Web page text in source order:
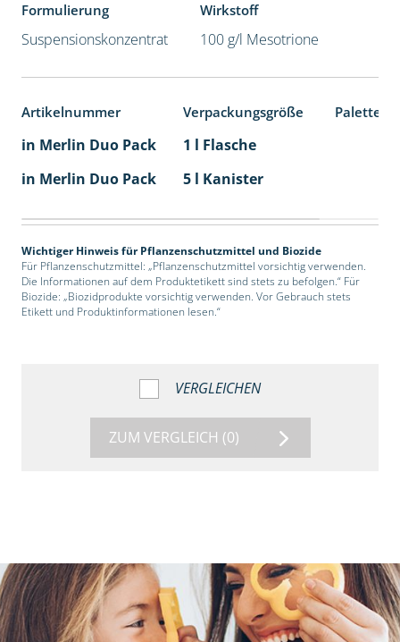
Formulierung
Suspensionskonzentrat
Wirkstoff
100 g/l Mesotrione
Artikelnummer Verpackungsgröße
in Merlin Duo Pack
1 l Flasche
in Merlin Duo Pack
5 l Kanister
Wichtiger Hinweis für Pflanzenschutzmittel und Biozide
Für Pflanzenschutzmittel: „Pflanzenschutzmittel vorsichtig verwenden.
Die Informationen auf dem Produktetikett sind stets zu befolgen.“ Für
Biozide: „Biozidprodukte vorsichtig verwenden. Vor Gebrauch stets
Etikett und Produktinformationen lesen.“
VERGLEICHEN
ZUM VERGLEICH (0)